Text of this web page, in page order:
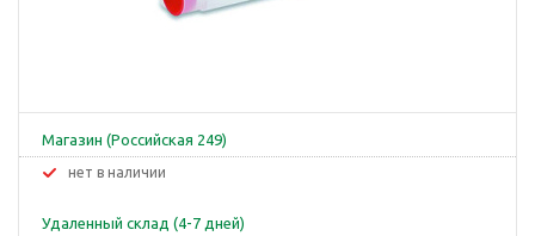
Магазин (Российская 249)
Нет в наличии
Удаленный склад (4-7 дней)